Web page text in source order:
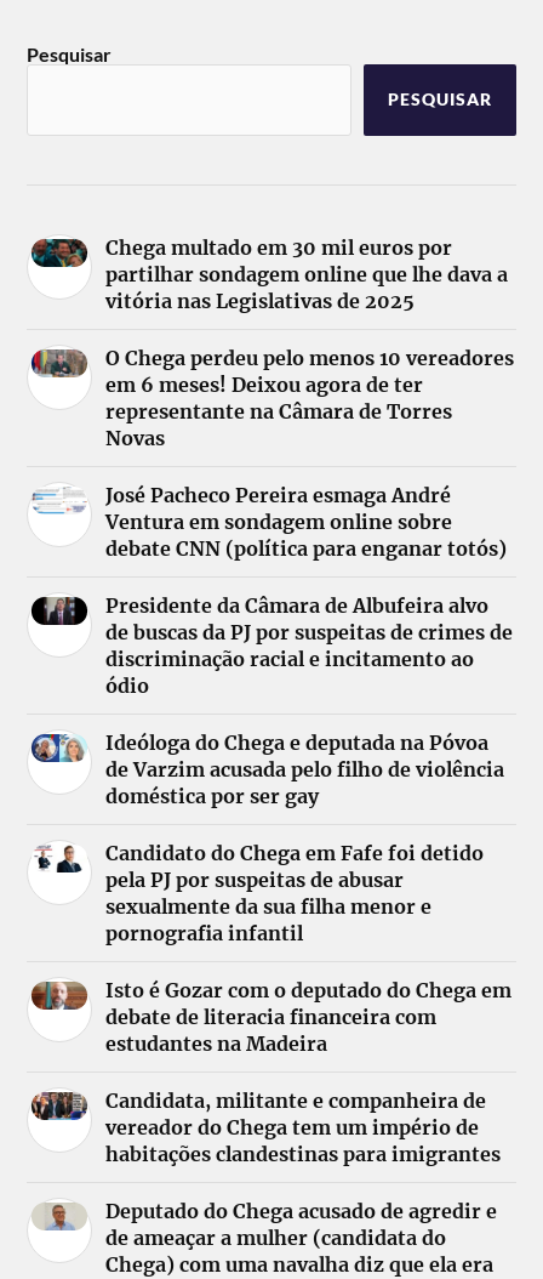
Pesquisar
PESQUISAR
Chega multado em 30 mil euros por
partilhar sondagem online que lhe dava a
vitória nas Legislativas de 2025
O Chega perdeu pelo menos 10 vereadores
em 6 meses! Deixou agora de ter
representante na Câmara de Torres
Novas
José Pacheco Pereira esmaga André
Ventura em sondagem online sobre
debate CNN (política para enganar totós)
Presidente da Câmara de Albufeira alvo
de buscas da PJ por suspeitas de crimes de
discriminação racial e incitamento ao
ódio
Ideóloga do Chega e deputada na Póvoa
de Varzim acusada pelo filho de violência
doméstica por ser gay
Candidato do Chega em Fafe foi detido
pela PJ por suspeitas de abusar
sexualmente da sua filha menor e
pornografia infantil
Isto é Gozar com o deputado do Chega em
debate de literacia financeira com
estudantes na Madeira
Candidata, militante e companheira de
vereador do Chega tem um império de
habitações clandestinas para imigrantes
Deputado do Chega acusado de agredir e
de ameaçar a mulher (candidata do
Chega) com uma navalha diz que ela era